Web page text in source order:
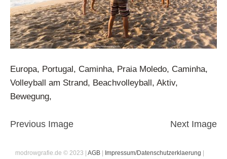
Europa, Portugal, Caminha, Praia Moledo, Caminha,
Volleyball am Strand, Beachvolleyball, Aktiv,
Bewegung,
Previous Image Next Image
modrowgrafie.de © 2023 | AGB| Impressum/Datenschutzerklaerung